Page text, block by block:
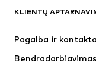
Naujienos
Marškinėliai ir
Striukės
KLIENTŲ
Pagalba ir